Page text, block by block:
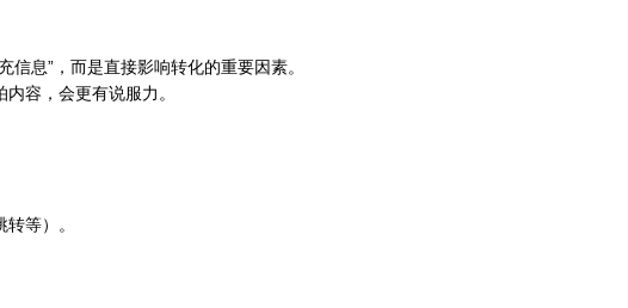
息”，而是直接影响转化的重要因素。
容，会更有说服力。
等）。